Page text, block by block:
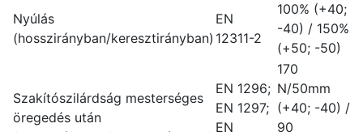
Nyúlás
(hosszirányban/keresztirányban)
EN
12311-2
100% (+40;
-40) / 150%
(+50; -50)
Szakítószilárdság mesterséges
öregedés után
EN 1296;
EN 1297;
EN
170
N/50mm
(+40; -40) /
90